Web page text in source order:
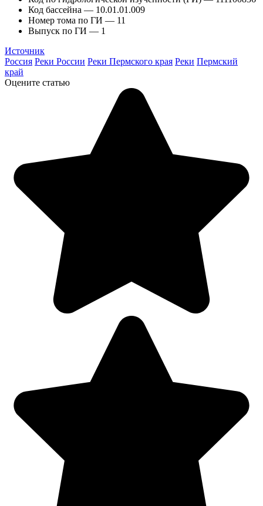
Код бассейна — 10.01.01.009
Номер тома по ГИ — 11
Выпуск по ГИ — 1
Источник
Россия Реки России Реки Пермского края Реки Пермский
край
Оцените статью